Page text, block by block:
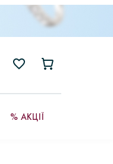
% АКЦІЇ